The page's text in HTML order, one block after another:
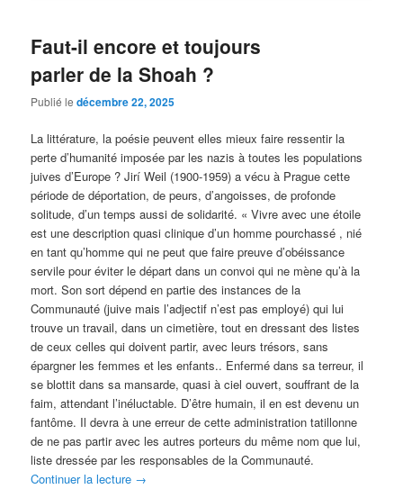
Faut-il encore et toujours
parler de la Shoah ?
Publié ledécembre 22, 2025
La littérature, la poésie peuvent elles mieux faire ressentir la
perte d’humanité imposée par les nazis à toutes les populations
juives d’Europe ? Jirí Weil (1900-1959) a vécu à Prague cette
période de déportation, de peurs, d’angoisses, de profonde
solitude, d’un temps aussi de solidarité. « Vivre avec une étoile
est une description quasi clinique d’un homme pourchassé , nié
en tant qu’homme qui ne peut que faire preuve d’obéissance
servile pour éviter le départ dans un convoi qui ne mène qu’à la
mort. Son sort dépend en partie des instances de la
Communauté (juive mais l’adjectif n’est pas employé) qui lui
trouve un travail, dans un cimetière, tout en dressant des listes
de ceux celles qui doivent partir, avec leurs trésors, sans
épargner les femmes et les enfants.. Enfermé dans sa terreur, il
se blottit dans sa mansarde, quasi à ciel ouvert, souffrant de la
faim, attendant l’inéluctable. D’être humain, il en est devenu un
fantôme. Il devra à une erreur de cette administration tatillonne
de ne pas partir avec les autres porteurs du même nom que lui,
liste dressée par les responsables de la Communauté.
Continuer la lecture →